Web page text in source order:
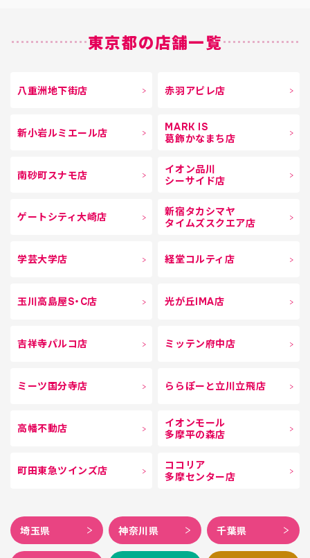
東京都の店舗一覧
八重洲地下街店 赤羽アピレ店
新小岩ルミエール店
MARK IS
葛飾かなまち店
南砂町スナモ店
イオン品川
シーサイド店
ゲートシティ大崎店
新宿タカシマヤ
タイムズスクエア店
学芸大学店 経堂コルティ店
玉川高島屋S・C店 光が丘IMA店
吉祥寺パルコ店 ミッテン府中店
ミーツ国分寺店 ららぽーと立川立飛店
高幡不動店
イオンモール
多摩平の森店
町田東急ツインズ店
ココリア
多摩センター店
埼玉県 神奈川県 千葉県